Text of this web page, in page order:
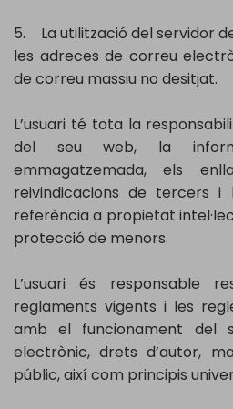
5. La utilització del servidor
les adreces de correu
de correu massiu no desitjat.
L’usuari té tota la
del seu web, la
emmagatzemada, els
reivindicacions de tercers i
referència a propietat
protecció de menors.
L’usuari és responsable
reglaments vigents i les
amb el funcionament del
electrònic, drets d’autor,
públic, així com principis